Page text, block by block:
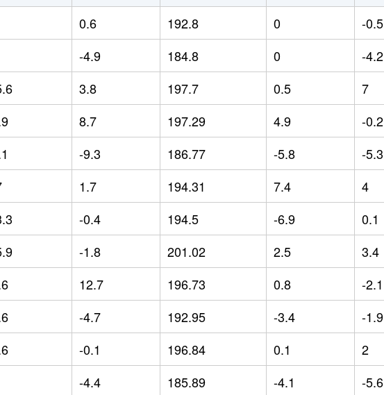
0.6 192.8 0 -0.5
-4.9 184.8 0 -4.2
3.8 197.7 0.5 7
8.7 197.29 4.9 -0.2
-9.3 186.77 -5.8 -5.3
1.7 194.31 7.4 4
-0.4 194.5 -6.9 0.1
-1.8 201.02 2.5 3.4
12.7 196.73 0.8 -2.1
-4.7 192.95 -3.4 -1.9
-0.1 196.84 0.1 2
-4.4 185.89 -4.1 -5.6